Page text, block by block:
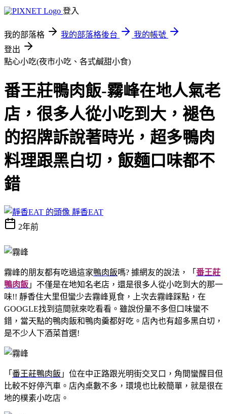
登入
我的部落格 我的部落格後台
我的帳號
登出
點心小吃(夜市小吃、各式鹹甜小食)
番王莊鴨肉飯-霧峰在地人氣老
店，很多人從小吃到大，褪色
的招牌訴說著時光，超多鴨肉
料理跟黑白切，飯麵口味都不
錯
靜香EAT
2年前
霧峰的朋友都有吃過這家鴨肉飯嗎? 據網友的說法，「 番王莊
鴨肉飯 」不僅是在地知名老店，還是很多人從小吃到大的那一
味!! 靜香住大里但蠻少去霧峰覓食，上次去霧峰踩點，在
GOOGLE找到這間就來吃看看。雖說份量不多但口味蠻不
錯，當天點的鴨肉飯和鴨肉羹都好吃。店內也有超多黑白切，
是不少人下酒菜首選!
「 番王莊鴨肉飯 」位在中正路跟光明街交叉口，角間蠻醒目但
比較不好停汽車。店內桌數不多，環境也比較簡單，就是很在
地的樸素小吃店。